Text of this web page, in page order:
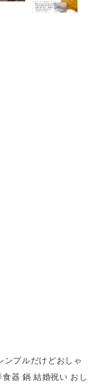
ンプルだけどおしゃ
器 鍋 結婚祝い おし